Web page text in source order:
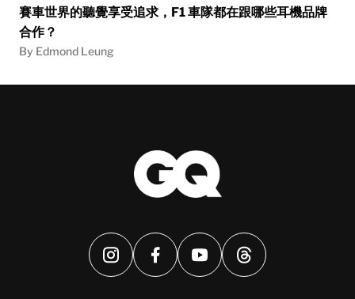
賽車世界的聽覺享受追求，F1 車隊都在跟哪些耳機品牌
合作？
By Edmond Leung